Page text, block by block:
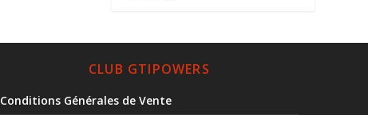
CLUB GTIPOWERS
Conditions Générales de Vente